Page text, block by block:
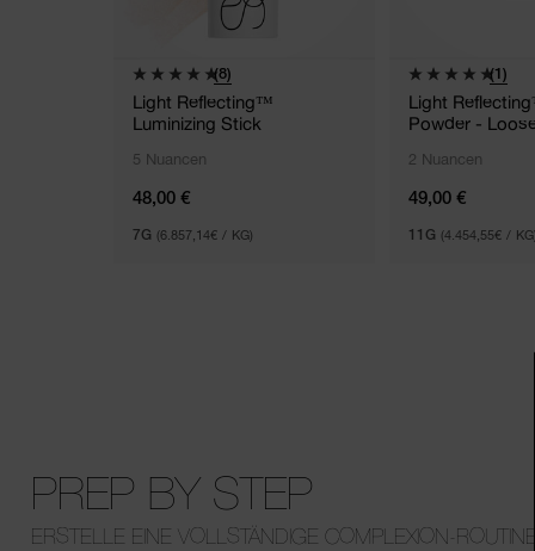
(8)
Light Reflecting™
Luminizing Stick
5 Nuancen
48,00 €
7G (6.857,14€ / KG)
(1)
Light
Powder -
2 Nuancen
49,00 €
11G (4.454,55€ /
PREP BY STEP
ERSTELLE EINE VOLLSTÄNDIGE COMPLEXION-